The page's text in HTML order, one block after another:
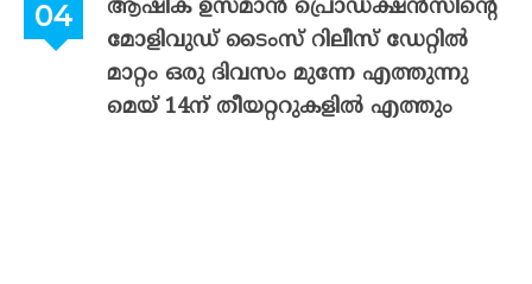
ആഷിക് ഉസ്മാൻ പ്രൊഡക്ഷൻസിന്റെ
മോളിവുഡ് ടൈംസ് റിലീസ് ഡേറ്റിൽ
മാറ്റം ഒരു ദിവസം മുന്നേ എത്തുന്നു
മെയ് 14ന് തീയറ്ററുകളിൽ എത്തും